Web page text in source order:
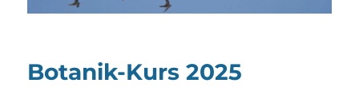
Botanik-Kurs 2025